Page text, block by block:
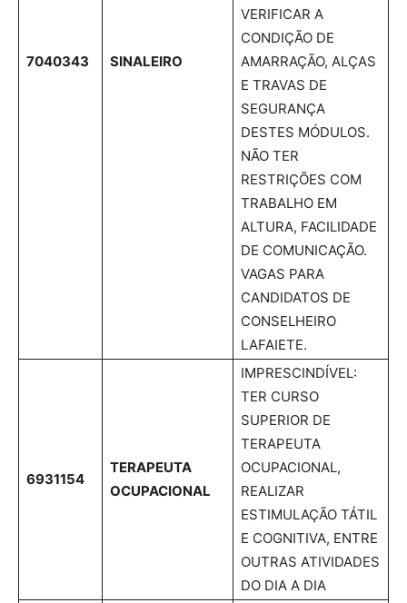
7040343 SINALEIRO
VERIFICAR A
CONDIÇÃO DE
AMARRAÇÃO, ALÇAS
E TRAVAS DE
SEGURANÇA
DESTES MÓDULOS.
NÃO TER
RESTRIÇÕES COM
TRABALHO EM
ALTURA, FACILIDADE
DE COMUNICAÇÃO.
VAGAS PARA
CANDIDATOS DE
CONSELHEIRO
LAFAIETE.
6931154
TERAPEUTA
OCUPACIONAL
IMPRESCINDÍVEL:
TER CURSO
SUPERIOR DE
TERAPEUTA
OCUPACIONAL,
REALIZAR
ESTIMULAÇÃO TÁTIL
E COGNITIVA, ENTRE
OUTRAS ATIVIDADES
DO DIA A DIA